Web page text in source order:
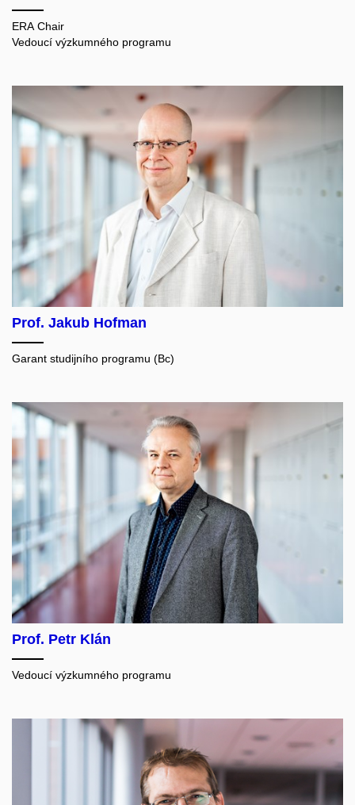
ERA Chair
Vedoucí výzkumného programu
Prof. Jakub Hofman
Garant studijního programu (Bc)
Prof. Petr Klán
Vedoucí výzkumného programu